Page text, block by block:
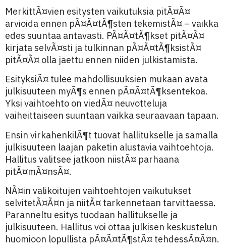
MerkittÃ¤vien esitysten vaikutuksia pitÃ¤Ã¤
arvioida ennen pÃ¤Ã¤tÃ¶sten tekemistÃ¤ – vaikka
edes suuntaa antavasti. PÃ¤Ã¤tÃ¶kset pitÃ¤Ã¤
kirjata selvÃ¤sti ja tulkinnan pÃ¤Ã¤tÃ¶ksistÃ¤
pitÃ¤Ã¤ olla jaettu ennen niiden julkistamista.
EsityksiÃ¤ tulee mahdollisuuksien mukaan avata
julkisuuteen myÃ¶s ennen pÃ¤Ã¤tÃ¶ksentekoa.
Yksi vaihtoehto on viedÃ¤ neuvotteluja
vaiheittaiseen suuntaan vaikka seuraavaan tapaan.
Ensin virkahenkilÃ¶t tuovat hallitukselle ja samalla
julkisuuteen laajan paketin alustavia vaihtoehtoja.
Hallitus valitsee jatkoon niistÃ¤ parhaana
pitÃ¤mÃ¤nsÃ¤.
NÃ¤in valikoitujen vaihtoehtojen vaikutukset
selvitetÃ¤Ã¤n ja niitÃ¤ tarkennetaan tarvittaessa.
Paranneltu esitys tuodaan hallitukselle ja
julkisuuteen. Hallitus voi ottaa julkisen keskustelun
huomioon lopullista pÃ¤Ã¤tÃ¶stÃ¤ tehdessÃ¤Ã¤n.